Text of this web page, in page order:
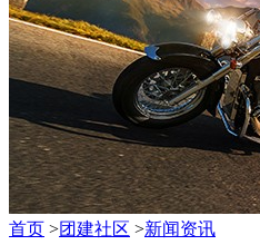
首页 >团建社区 >新闻资讯